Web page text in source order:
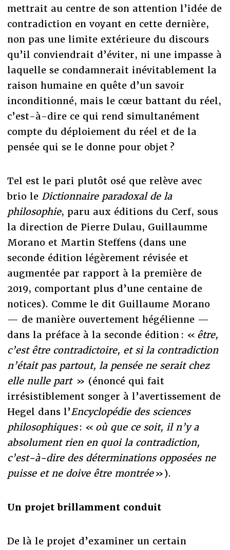
mettrait au centre de son attention l’idée de
contradiction en voyant en cette dernière,
non pas une limite extérieure du discours
qu’il conviendrait d’éviter, ni une impasse à
laquelle se condamnerait inévitablement la
raison humaine en quête d’un savoir
inconditionné, mais le cœur battant du réel,
c’est-à-dire ce qui rend simultanément
compte du déploiement du réel et de la
pensée qui se le donne pour objet ?
Tel est le pari plutôt osé que relève avec
brio le Dictionnaire paradoxal de la
philosophie, paru aux éditions du Cerf, sous
la direction de Pierre Dulau, Guillaumme
Morano et Martin Steffens (dans une
seconde édition légèrement révisée et
augmentée par rapport à la première de
2019, comportant plus d’une centaine de
notices). Comme le dit Guillaume Morano
— de manière ouvertement hégélienne —
dans la préface à la seconde édition : « être,
c’est être contradictoire, et si la contradiction
n’était pas partout, la pensée ne serait chez
elle nulle part » (énoncé qui fait
irrésistiblement songer à l’avertissement de
Hegel dans l’Encyclopédie des sciences
philosophiques: « où que ce soit, il n’y a
absolument rien en quoi la contradiction,
c’est-à-dire des déterminations opposées ne
puisse et ne doive être montrée»).
Un projet brillamment conduit
De là le projet d’examiner un certain